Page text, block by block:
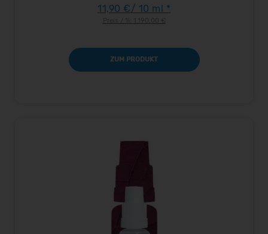
11,90 €/ 10 ml *
ZUM PRODUKT